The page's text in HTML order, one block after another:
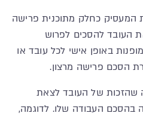
המעסיק כחלק מתוכנית פרישה
העובד להסכים לפרוש
באופן אישי לכל עובד או
הסכם פרישה מרצון.
שהזכות של העובד לצאת
בהסכם העבודה שלו. לדוגמה,